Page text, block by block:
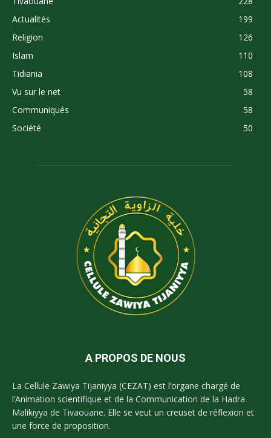
Actualités
199
Religion
126
Islam
110
Tidiania
108
Vu sur le net
58
Communiqués
58
Société
50
A PROPOS DE NOUS
La Cellule Zawiya Tijaniyya (CEZAT) est l’organe chargé de
l’Animation scientifique et de la Communication de la Hadra
Malikiyya de Tivaouane. Elle se veut un creuset de réflexion et
une force de proposition.